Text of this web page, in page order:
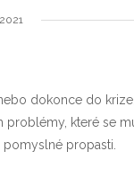
dokonce do
které se
propasti.